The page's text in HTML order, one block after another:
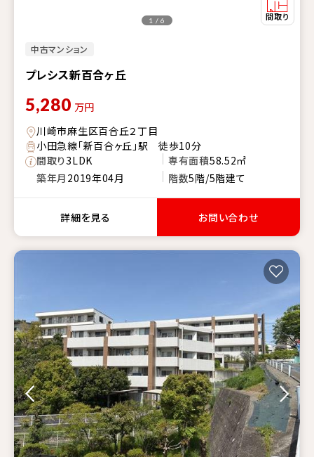
中古マンション
プレシス新百合ヶ丘
1 / 6
5,280 万円
川崎市麻生区百合丘２丁目
小田急線「新百合ヶ丘」駅 徒歩10分
間取り3LDK 専有面積58.52㎡
築年月 2019年04月 階数5階/5階建て
詳細を見る お問い合わせ